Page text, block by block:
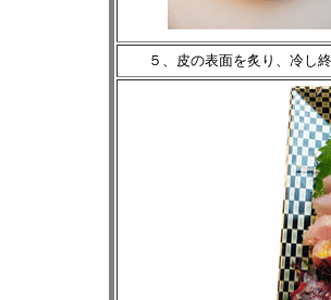
５、皮の表面を炙り、冷し